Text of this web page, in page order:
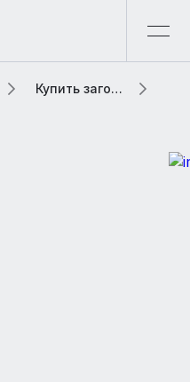
Купить загородную элитную недвижимость